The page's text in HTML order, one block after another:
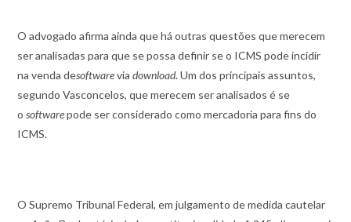
O advogado afirma ainda que há outras questões que merecem
ser analisadas para que se possa definir se o ICMS pode incidir
na venda desoftwareviadownload. Um dos principais assuntos,
segundo Vasconcelos, que merecem ser analisados é se
osoftwarepode ser considerado como mercadoria para fins do
ICMS.
O Supremo Tribunal Federal, em julgamento de medida cautelar